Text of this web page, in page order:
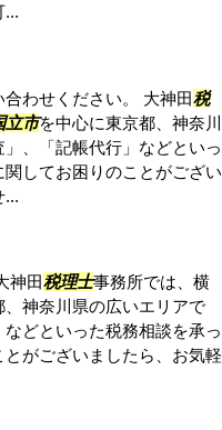
...
合わせください。 大神田税
立市を中心に東京都、神奈川
、「記帳代行」などといっ
してお困りのことがござい
...
神田税理士事務所では、横
神奈川県の広いエリアで
どといった税務相談を承っ
がございましたら、お気軽